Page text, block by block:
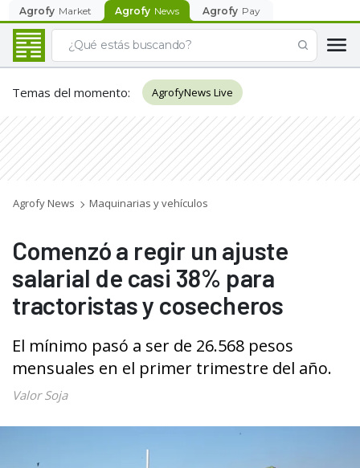
Agrofy Market Agrofy News Agrofy Pay
Temas del momento: AgrofyNews Live
Agrofy News Maquinarias y vehículos
Comenzó a regir un ajuste
salarial de casi 38% para
tractoristas y cosecheros
El mínimo pasó a ser de 26.568 pesos
mensuales en el primer trimestre del año.
Valor Soja